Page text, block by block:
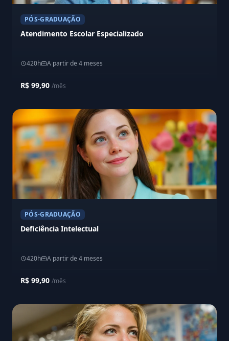
PÓS-GRADUAÇÃO
Atendimento Escolar Especializado
420h A partir de 4 meses
R$ 99,90 /mês
PÓS-GRADUAÇÃO
Deficiência Intelectual
420h A partir de 4 meses
R$ 99,90 /mês